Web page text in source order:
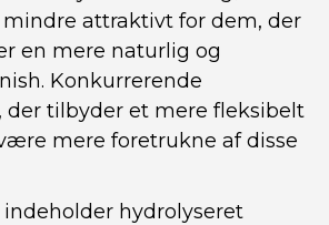
attraktivt for dem, der
en mere naturlig og
Konkurrerende
der tilbyder et mere fleksibelt
mere foretrukne af disse
hydrolyseret